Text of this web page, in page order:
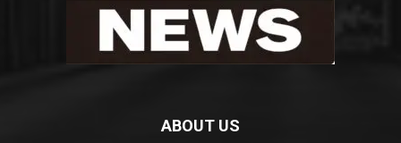
ABOUT US